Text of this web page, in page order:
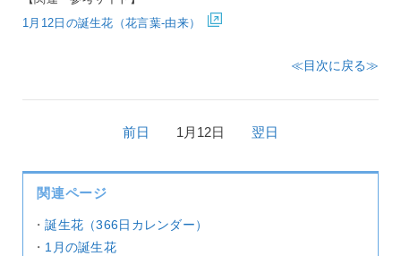
1月12日の誕生花（花言葉-由来）
≪目次に戻る≫
前日 1月12日 翌日
関連ページ
・誕生花（366日カレンダー）
・ 1月の誕生花